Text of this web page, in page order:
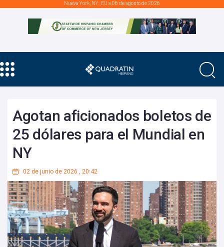
Nueva York, NY., EU a 06 de agosto de 2026
Agotan aficionados boletos de
25 dólares para el Mundial en
NY
02 de junio de 2026 , 20:42